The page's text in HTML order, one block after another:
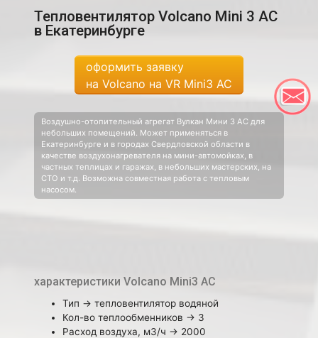
Тепловентилятор Volcano Mini 3 AC
в Екатеринбурге
оформить заявку
на Volcano на VR Mini3 AC
Воздушно-отопительный агрегат Вулкан Мини 3 AC для
небольших помещений. Может применяться в
Екатеринбурге и в городах Свердловской области в
качестве воздухонагревателя на мини-автомойках, в
частных теплицах и гаражах, в небольших мастерских, на
СТО и т.д. Возможна совместная работа с тепловым
насосом.
характеристики Volcano Mini3 AC
Тип → тепловентилятор водяной
Кол-во теплообменников → 3
Расход воздуха, м3/ч → 2000